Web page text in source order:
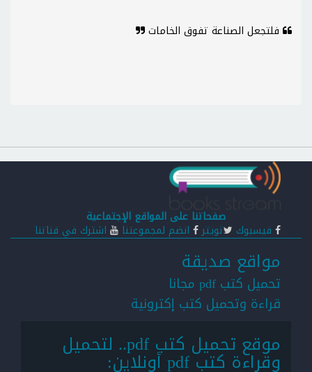
فلتجعل الصناعة تفوق الخامات
صفحاتنا على المواقع الإجتماعية
فيسبوك تويتر انضم لمجموعتنا اشترك في قناتنا
مواقع صديقة
تحميل كتب pdf مجانا
قراءة وتحميل كتب إكترونية
موقع تحميل كتب pdf.. لتحميل
وقراءة كتب pdf أونلاين: